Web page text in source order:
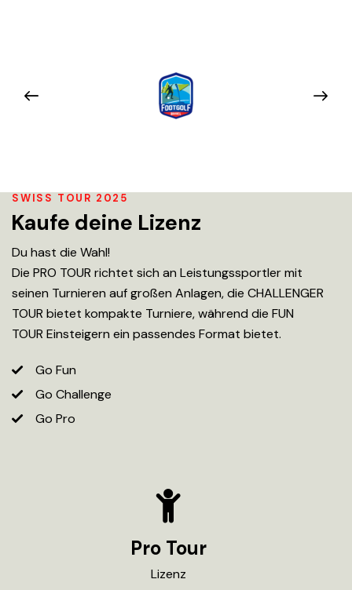
Pro Tour
Lizenz
SWISS TOUR 2025
Kaufe deine Lizenz
Du hast die Wahl!
Die PRO TOUR richtet sich an Leistungssportler mit
seinen Turnieren auf großen Anlagen, die CHALLENGER
TOUR bietet kompakte Turniere, während die FUN
TOUR Einsteigern ein passendes Format bietet.
Go Fun
Go Challenge
Go Pro